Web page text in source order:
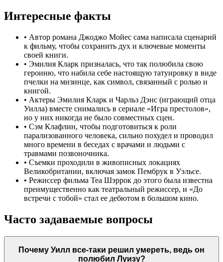
Интересные факты
• Автор романа Джоджо Мойес сама написала сценарий
к фильму, чтобы сохранить дух и ключевые моменты
своей книги.
• Эмилия Кларк призналась, что так полюбила свою
героиню, что набила себе настоящую татуировку в виде
пчелки на мизинце, как символ, связанный с ролью и
книгой.
• Актеры Эмилия Кларк и Чарльз Дэнс (играющий отца
Уилла) вместе снимались в сериале «Игра престолов»,
но у них никогда не было совместных сцен.
• Сэм Клафлин, чтобы подготовиться к роли
парализованного человека, сильно похудел и проводил
много времени в беседах с врачами и людьми с
травмами позвоночника.
• Съемки проходили в живописных локациях
Великобритании, включая замок Пембрук в Уэльсе.
• Режиссер фильма Теа Шэррок до этого была известна
преимущественно как театральный режиссер, и «До
встречи с тобой» стал ее дебютом в большом кино.
Часто задаваемые вопросы
Почему Уилл все-таки решил умереть, ведь он
полюбил Луизу?